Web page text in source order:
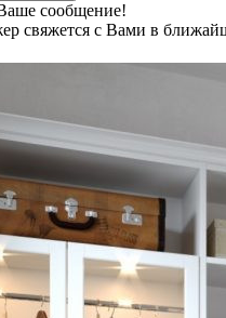
сообщение!
свяжется с Вами в